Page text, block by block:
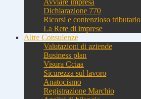
Avviare impresa
Dichiarazione 770
Ricorsi e contenzioso tributario
La Rete di imprese
Altre Consulenze
Valutazioni di aziende
Business plan
Visura Cciaa
Sicurezza sul lavoro
Anatocismo
Registrazione Marchio